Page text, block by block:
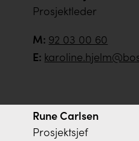
Prosjektleder
M: 92 03 00 60
E:
Rune Carlsen
Prosjektsjef